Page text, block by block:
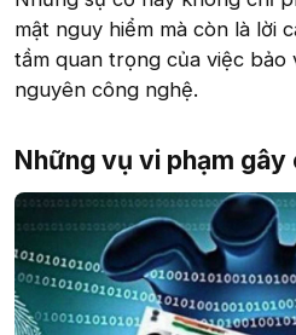
mật nguy hiểm mà còn là lời
tầm quan trọng của việc
nguyên công nghệ.
Những vụ vi phạm gây